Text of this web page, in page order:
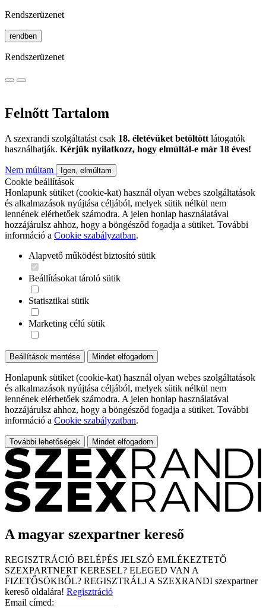
Rendszerüzenet
rendben
Rendszerüzenet
Felnőtt Tartalom
A szexrandi szolgáltatást csak 18. életévüket betöltött látogatók
használhatják. Kérjük nyilatkozz, hogy elmúltál-e már 18 éves!
Nem múltam Igen, elmúltam
Cookie beállítások
Honlapunk sütiket (cookie-kat) használ olyan webes szolgáltatások
és alkalmazások nyújtása céljából, melyek sütik nélkül nem
lennének elérhetőek számodra. A jelen honlap használatával
hozzájárulsz ahhoz, hogy a böngésződ fogadja a sütiket. További
információ a Cookie szabályzatban.
Alapvető működést biztosító sütik
Beállításokat tároló sütik
Statisztikai sütik
Marketing célú sütik
Beállítások mentése Mindet elfogadom
Honlapunk sütiket (cookie-kat) használ olyan webes szolgáltatások
és alkalmazások nyújtása céljából, melyek sütik nélkül nem
lennének elérhetőek számodra. A jelen honlap használatával
hozzájárulsz ahhoz, hogy a böngésződ fogadja a sütiket. További
információ a Cookie szabályzatban.
További lehetőségek Mindet elfogadom
A magyar szexpartner kereső
REGISZTRÁCIÓ BELÉPÉS JELSZÓ EMLÉKEZTETŐ
SZEXPARTNERT KERESEL? ELEGED VAN A
FIZETŐSÖKBŐL? REGISZTRÁLJ A SZEXRANDI szexpartner
kereső oldalára! Regisztráció
Email címed: